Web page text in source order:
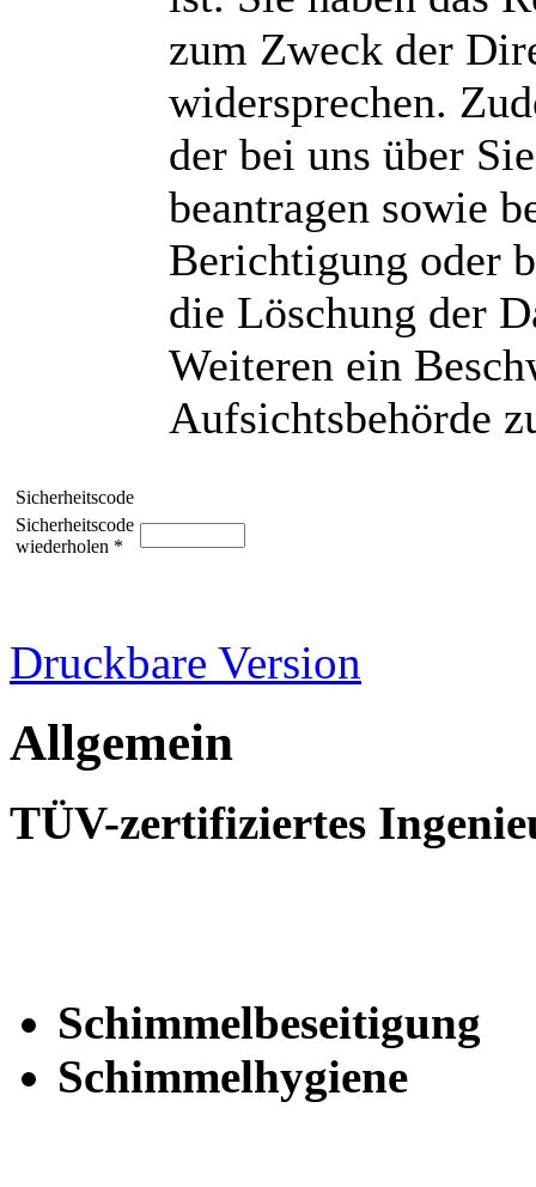
zum Zweck der
widersprechen.
der bei uns über
beantragen sowie
Berichtigung oder
die Löschung der
Weiteren ein
Aufsichtsbehörde
Sicherheitscode
Sicherheitscode
wiederholen *
Druckbare Version
Allgemein
TÜV-zertifiziertes
Schimmelbeseitigung
Schimmelhygiene